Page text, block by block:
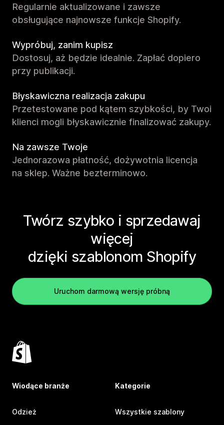
Regularnie aktualizowane i zawsze
obsługujące najnowsze funkcje Shopify.
Wypróbuj, zanim kupisz
Dostosuj, aż będzie idealnie. Zapłać dopiero
przy publikacji.
Błyskawiczna realizacja zakupu
Przetestowane pod kątem szybkości, by Twoi
klienci mogli błyskawicznie finalizować zakupy.
Na zawsze Twoje
Jednorazowa płatność, dożywotnia licencja
na sklep. Ważne bezterminowo.
Twórz szybko i sprzedawaj
więcej
dzięki szablonom Shopify
Uruchom darmową wersję próbną
Wiodące branże
Odzież
Kategorie
Wszystkie szablony